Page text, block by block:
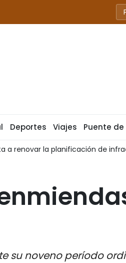
Deportes Viajes Puente
planificación de infraestructuras
su noveno período